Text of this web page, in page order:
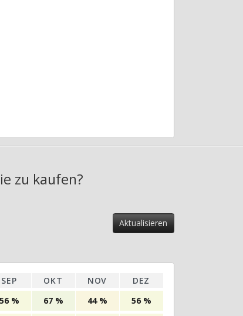
zu kaufen?
SEP OKT NOV DEZ
56 % 67 % 44 % 56 %